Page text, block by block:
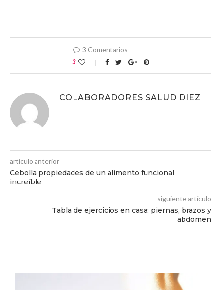
3 Comentarios
3
COLABORADORES SALUD DIEZ
artículo anterior
Cebolla propiedades de un alimento funcional
increíble
siguiente artículo
Tabla de ejercicios en casa: piernas, brazos y
abdomen